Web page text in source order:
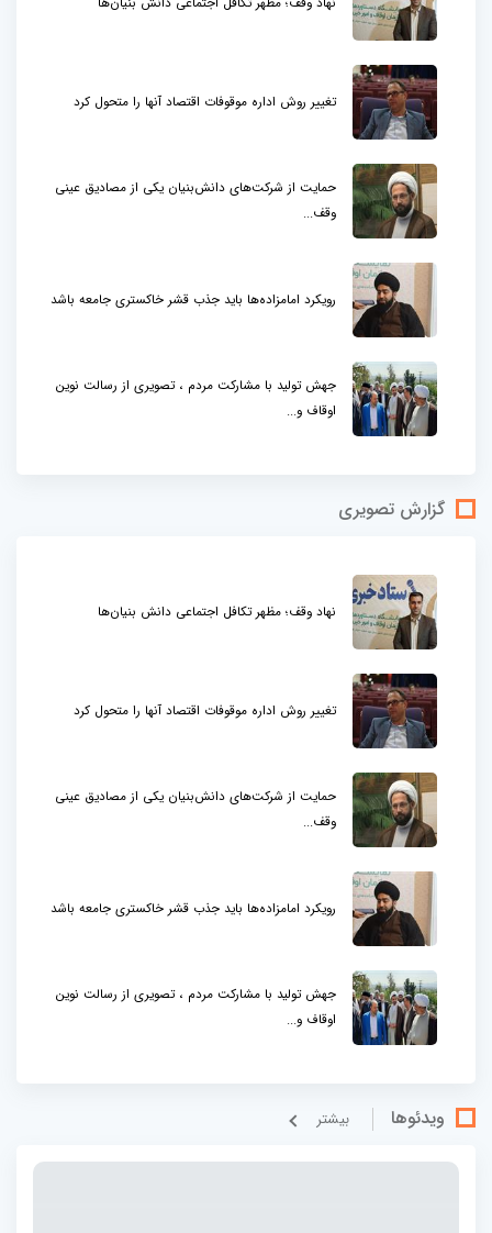
تغییر روش اداره موقوفات اقتصاد آنها را متحول کرد
حمایت از شرکت‌های دانش‌بنیان یکی از مصادیق عینی
وقف...
رویکرد امامزاده‌ها باید جذب قشر خاکستری جامعه باشد
جهش تولید با مشارکت مردم ، تصویری از رسالت نوین
اوقاف و...
گزارش تصویری
نهاد وقف؛ مظهر تکافل اجتماعی دانش بنیان‌ها
تغییر روش اداره موقوفات اقتصاد آنها را متحول کرد
حمایت از شرکت‌های دانش‌بنیان یکی از مصادیق عینی
وقف...
رویکرد امامزاده‌ها باید جذب قشر خاکستری جامعه باشد
جهش تولید با مشارکت مردم ، تصویری از رسالت نوین
اوقاف و...
ویدئوها بيشتر